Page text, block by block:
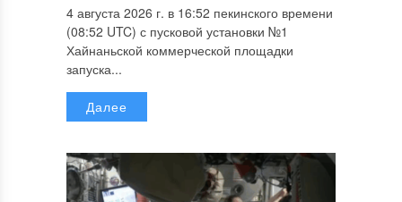
4 августа 2026 г. в 16:52 пекинского времени
(08:52 UTC) с пусковой установки №1
Хайнаньской коммерческой площадки
запуска...
Далее